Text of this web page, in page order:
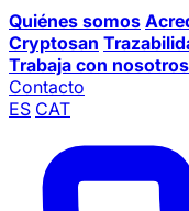
Quiénes somos
Cryptosan
Trabaja con nosotros
Contacto
ES CAT